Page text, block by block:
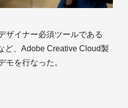
ザイナー必須ツールである
ど、Adobe Creative Cloud製
モを行なった。